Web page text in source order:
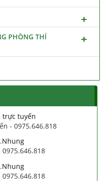
PHÒNG THÍ
- 0975.646.818